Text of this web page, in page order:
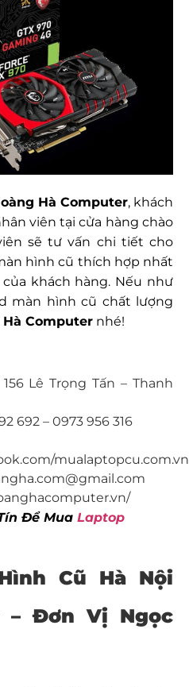
Hà Computer, khách
viên tại cửa hàng chào
sẽ tư vấn chi tiết cho
hình cũ thích hợp nhất
khách hàng. Nếu như
màn hình cũ chất lượng
Hà Computer nhé!
Lê Trọng Tấn – Thanh
692 – 0973 956 316
mualaptopcu.com.vn
Để Mua Laptop
Cũ Hà Nội
– Đơn Vị Ngọc